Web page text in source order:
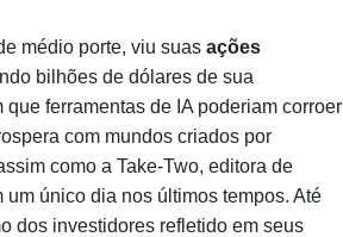
médio porte, viu suas ações
bilhões de dólares de sua
ferramentas de IA poderiam corroer
com mundos criados por
como a Take-Two, editora de
único dia nos últimos tempos. Até
dos investidores refletido em seus